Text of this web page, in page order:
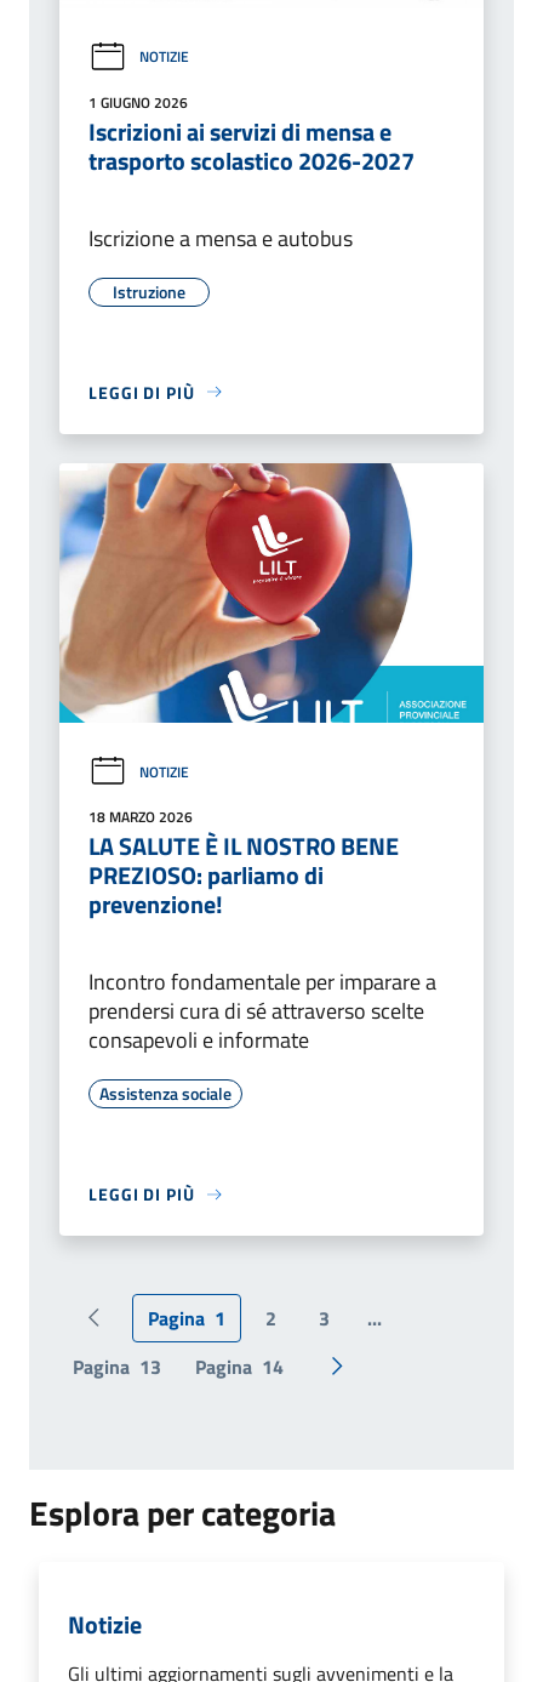
NOTIZIE
1 GIUGNO 2026
Iscrizioni ai servizi di mensa e
trasporto scolastico 2026-2027
Iscrizione a mensa e autobus
Istruzione
LEGGI DI PIÙ
NOTIZIE
18 MARZO 2026
LA SALUTE È IL NOSTRO BENE
PREZIOSO: parliamo di
prevenzione!
Incontro fondamentale per imparare a
prendersi cura di sé attraverso scelte
consapevoli e informate
Assistenza sociale
LEGGI DI PIÙ
Pagina precedente
Pagina 1 2 3
...
Pagina 13 Pagina 14 Pagina successiva
Esplora per categoria
Notizie
Gli ultimi aggiornamenti sugli avvenimenti e la